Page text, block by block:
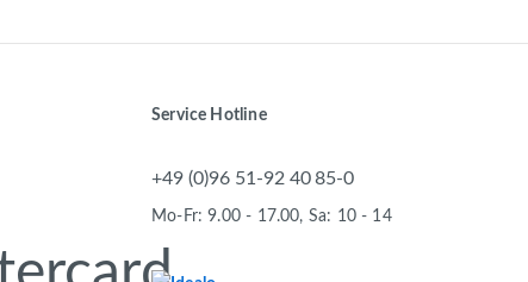
Service Hotline
+49 (0)96 51-92 40 85-0
Mo-Fr: 9.00 - 17.00, Sa: 10 - 14